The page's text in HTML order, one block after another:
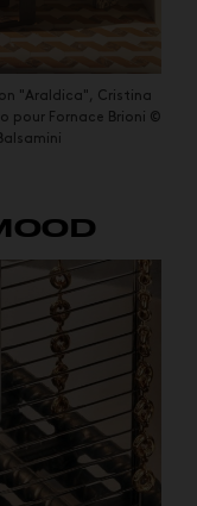
"Araldica", Cristina
pour Fornace Brioni ©